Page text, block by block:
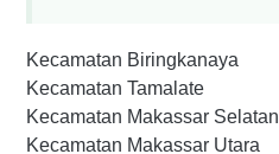
Kecamatan Biringkanaya
Kecamatan Tamalate
Kecamatan Makassar Selatan
Kecamatan Makassar Utara